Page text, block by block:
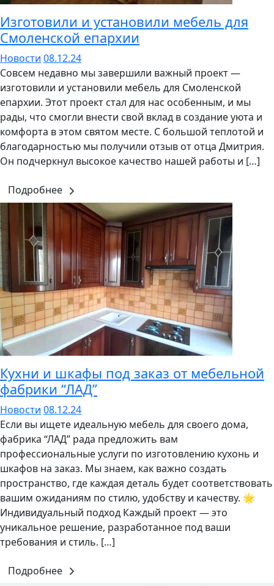
Изготовили и установили мебель для
Смоленской епархии
Новости 08.12.24
Совсем недавно мы завершили важный проект —
изготовили и установили мебель для Смоленской
епархии. Этот проект стал для нас особенным, и мы
рады, что смогли внести свой вклад в создание уюта и
комфорта в этом святом месте. С большой теплотой и
благодарностью мы получили отзыв от отца Дмитрия.
Он подчеркнул высокое качество нашей работы и […]
Подробнее
Кухни и шкафы под заказ от мебельной
фабрики “ЛАД”
Новости 08.12.24
Если вы ищете идеальную мебель для своего дома,
фабрика “ЛАД” рада предложить вам
профессиональные услуги по изготовлению кухонь и
шкафов на заказ. Мы знаем, как важно создать
пространство, где каждая деталь будет соответствовать
вашим ожиданиям по стилю, удобству и качеству. 🌟
Индивидуальный подход Каждый проект — это
уникальное решение, разработанное под ваши
требования и стиль. […]
Подробнее